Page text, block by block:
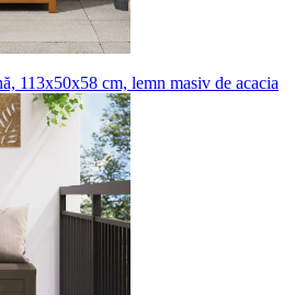
113x50x58 cm, lemn masiv de acacia